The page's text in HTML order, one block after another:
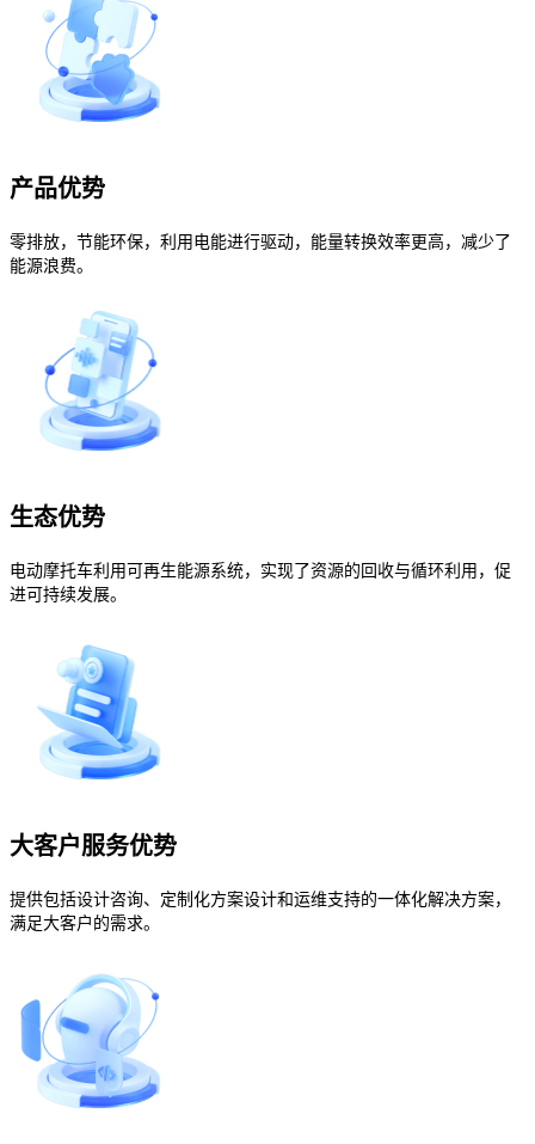
产品优势
零排放，节能环保，利用电能进行驱动，能量转换效率更高，减少了
能源浪费。
生态优势
电动摩托车利用可再生能源系统，实现了资源的回收与循环利用，促
进可持续发展。
大客户服务优势
提供包括设计咨询、定制化方案设计和运维支持的一体化解决方案，
满足大客户的需求。